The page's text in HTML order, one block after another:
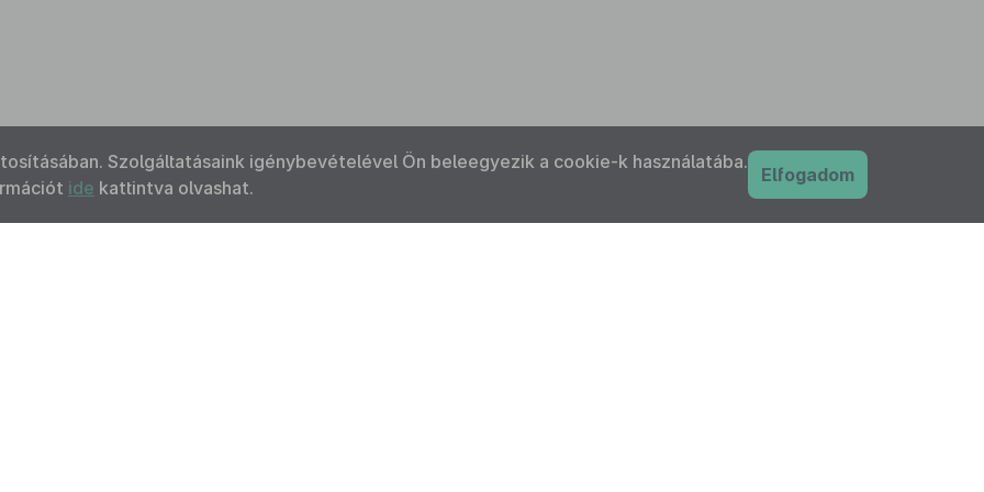
Szolgáltatásaink igénybevételével Ön beleegyezik a cookie-k használatába.
ide kattintva olvashat.
Elfogadom